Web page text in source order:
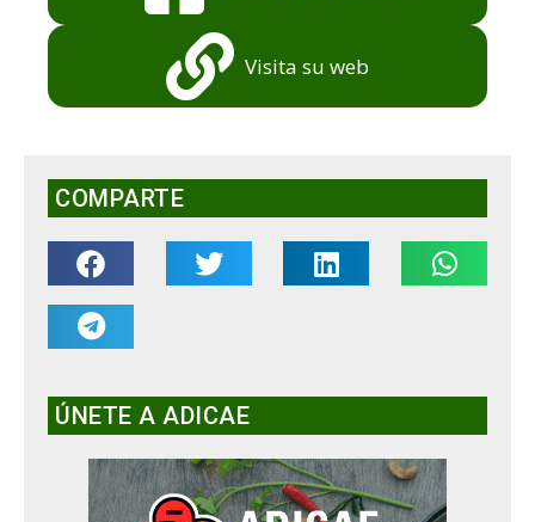
Visita su web
COMPARTE
ÚNETE A ADICAE